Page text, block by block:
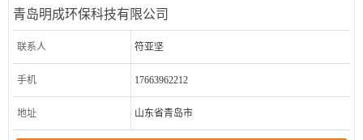
青岛明成环保科技有限公司
联系人 符亚坚
手机 17663962212
地址 山东省青岛市